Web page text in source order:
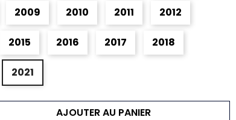
2009 2010 2011 2012
2015 2016 2017 2018
2021
AJOUTER AU PANIER